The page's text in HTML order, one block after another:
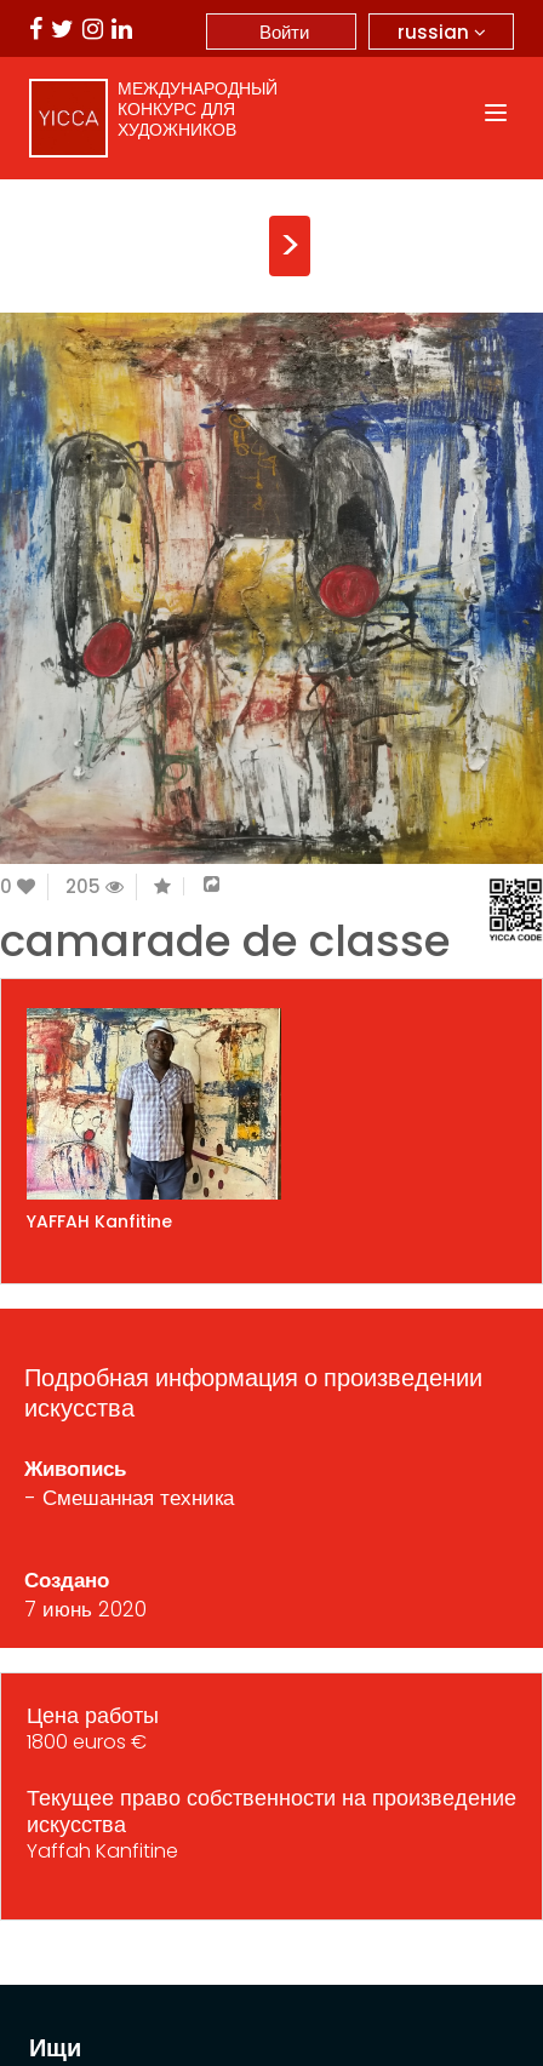
russian
Войти
МЕЖДУНАРОДНЫЙ
КОНКУРС ДЛЯ
ХУДОЖНИКОВ
Ищи
>
0 205
camarade de classe
YAFFAH Kanfitine
Подробная информация о произведении
искусства
Живопись
- Смешанная техника
Создано
7 июнь 2020
Цена работы
1800 euros €
Текущее право собственности на произведение
искусства
Yaffah Kanfitine